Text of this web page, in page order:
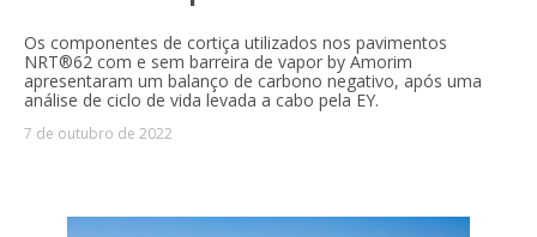
Os componentes de cortiça utilizados nos pavimentos
NRT®62 com e sem barreira de vapor by Amorim
apresentaram um balanço de carbono negativo, após uma
análise de ciclo de vida levada a cabo pela EY.
7 de outubro de 2022